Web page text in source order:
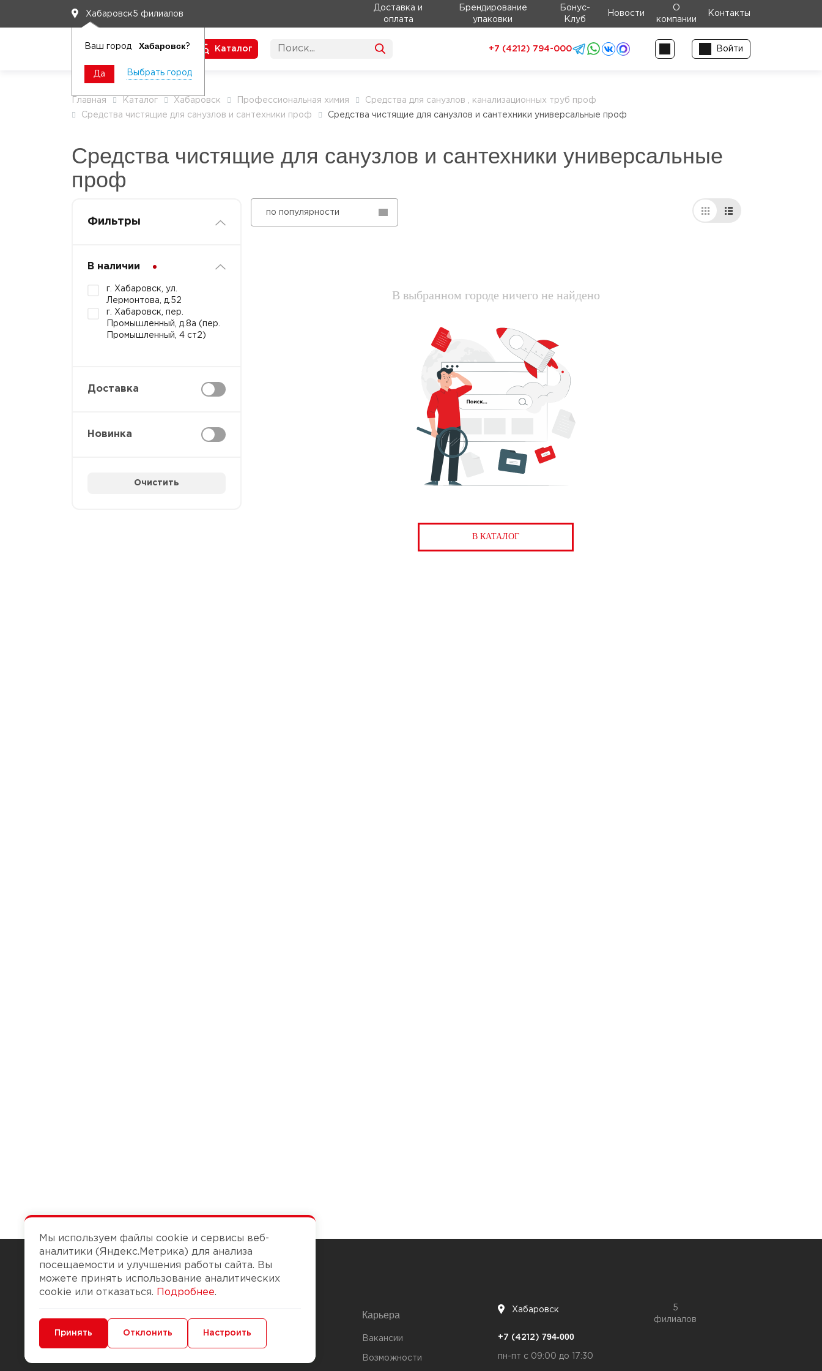
Хабаровск5 филиалов
Ваш город Хабаровск?
Да Выбрать город
Доставка и
оплата
Брендирование
упаковки
Бонус-
Клуб
Новости
О
компании
Контакты
Каталог +7 (4212) 794-000 Войти
Главная Каталог Хабаровск Профессиональная химия
Средства для санузлов , канализационных труб проф
Средства чистящие для санузлов и сантехники проф
Средства чистящие для санузлов и сантехники универсальные проф
Средства чистящие для санузлов и сантехники универсальные
проф
Фильтры
В наличии
г. Хабаровск, ул.
Лермонтова, д.52
г. Хабаровск, пер.
Промышленный, д.8а (пер.
Промышленный, 4 ст2)
Доставка
Новинка
Очистить
по популярности
В выбранном городе ничего не найдено
В КАТАЛОГ
Чтобы вам легко работалось
Доставка и оплата
Карьера
Вакансии
Возможности
Хабаровск
5
филиалов
+7 (4212) 794-000
пн-пт с 09:00 до 17:30
Мы используем файлы cookie и сервисы веб-
аналитики (Яндекс.Метрика) для анализа
посещаемости и улучшения работы сайта. Вы
можете принять использование аналитических
cookie или отказаться.
Подробнее.
Минимальные Функциональные/Аналитические
Принять Отклонить Настроить